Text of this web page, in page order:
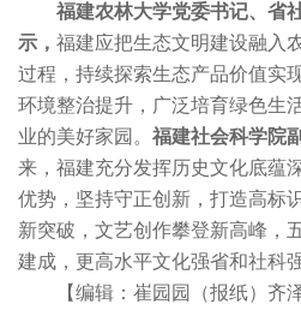
福建农林大学党委书记、省
示， 福建应把生态文明建设融入
过程，持续探索生态产品价值实
环境整治提升，广泛培育绿色生
业的美好家园。 福建社会科学院
来，福建充分发挥历史文化底蕴
优势，坚持守正创新，打造高标
新突破，文艺创作攀登新高峰，
建成，更高水平文化强省和社科
【编辑：崔园园（报纸）齐